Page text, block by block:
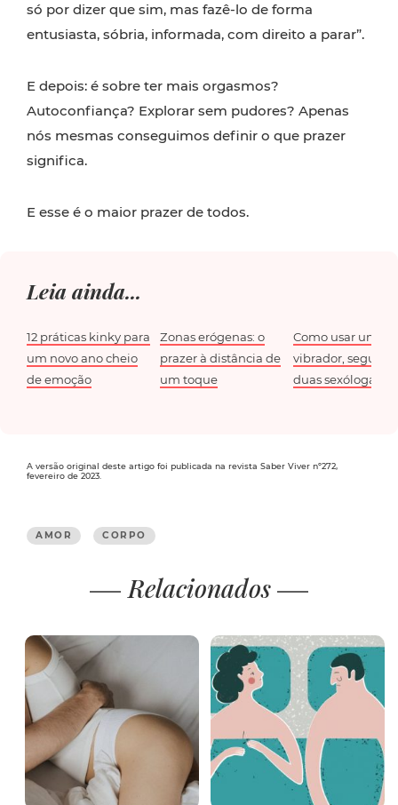
só por dizer que sim, mas fazê-lo de forma
entusiasta, sóbria, informada, com direito a parar”.
E depois: é sobre ter mais orgasmos?
Autoconfiança? Explorar sem pudores? Apenas
nós mesmas conseguimos definir o que prazer
significa.
E esse é o maior prazer de todos.
Leia ainda...
12 práticas kinky para
um novo ano cheio
de emoção
Zonas erógenas: o
prazer à distância de
um toque
Como usar um
vibrador, segundo
duas sexólogas
A versão original deste artigo foi publicada na revista Saber Viver nº272,
fevereiro de 2023.
AMOR CORPO
Relacionados